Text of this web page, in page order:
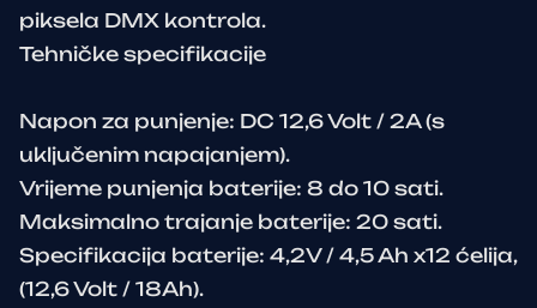
piksela DMX kontrola.
Tehničke specifikacije
Napon za punjenje: DC 12,6 Volt / 2A (s
uključenim napajanjem).
Vrijeme punjenja baterije: 8 do 10 sati.
Maksimalno trajanje baterije: 20 sati.
Specifikacija baterije: 4,2V / 4,5 Ah x12 ćelija,
(12,6 Volt / 18Ah).